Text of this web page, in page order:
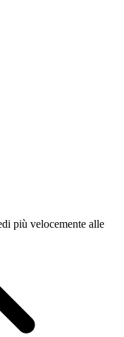
più velocemente alle